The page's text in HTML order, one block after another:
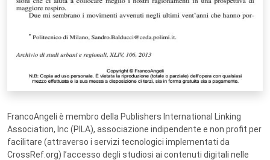
FrancoAngeli è membro della Publishers International Linking
Association, Inc (PILA), associazione indipendente e non profit per
facilitare (attraverso i servizi tecnologici implementati da
CrossRef.org) l’accesso degli studiosi ai contenuti digitali nelle